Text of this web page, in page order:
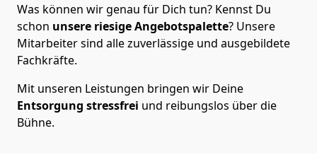
Was können wir genau für Dich tun? Kennst Du
schon unsere riesige Angebotspalette? Unsere
Mitarbeiter sind alle zuverlässige und ausgebildete
Fachkräfte.
Mit unseren Leistungen bringen wir Deine
Entsorgung stressfrei und reibungslos über die
Bühne.